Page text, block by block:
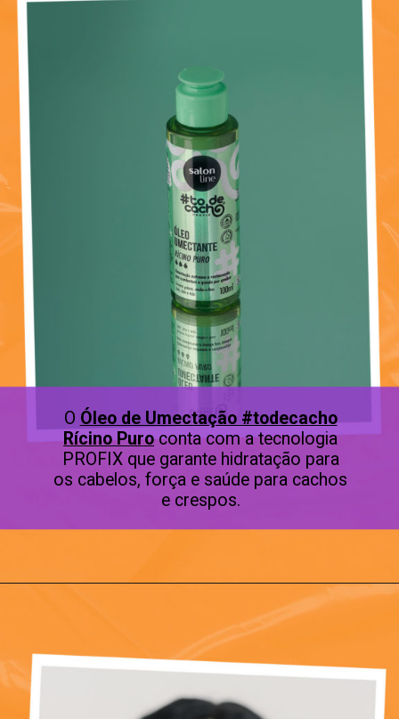
O Óleo de Umectação #todecacho
Rícino Puroconta com a tecnologia
PROFIX que garante hidratação para
os cabelos, força e saúde para cachos
e crespos.